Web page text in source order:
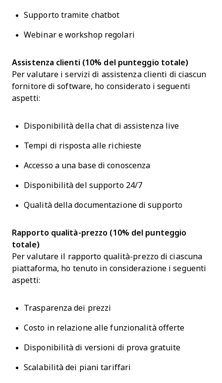
Supporto tramite chatbot
Webinar e workshop regolari
Assistenza clienti (10% del punteggio totale)
Per valutare i servizi di assistenza clienti di ciascun
fornitore di software, ho considerato i seguenti
aspetti:
Disponibilità della chat di assistenza live
Tempi di risposta alle richieste
Accesso a una base di conoscenza
Disponibilità del supporto 24/7
Qualità della documentazione di supporto
Rapporto qualità-prezzo (10% del punteggio
totale)
Per valutare il rapporto qualità-prezzo di ciascuna
piattaforma, ho tenuto in considerazione i seguenti
aspetti:
Trasparenza dei prezzi
Costo in relazione alle funzionalità offerte
Disponibilità di versioni di prova gratuite
Scalabilità dei piani tariffari